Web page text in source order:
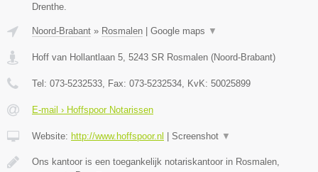
Drenthe.
Noord-Brabant » Rosmalen Google maps ▼
Hoff van Hollantlaan 5, 5243 SR Rosmalen (Noord-Brabant)
Tel: 073-5232533, Fax: 073-5232534, KvK: 50025899
E-mail › Hoffspoor Notarissen
Website: http://www.hoffspoor.nl Screenshot ▼
Ons kantoor is een toegankelijk notariskantoor in Rosmalen,